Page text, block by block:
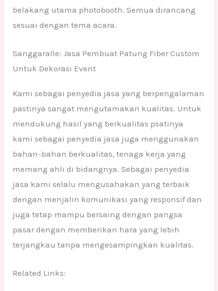
belakang utama photobooth. Semua dirancang
sesuai dengan tema acara.
Sanggaralle: Jasa Pembuat Patung Fiber Custom
Untuk Dekorasi Event
Kami sebagai penyedia jasa yang berpengalaman
pastinya sangat mengutamakan kualitas. Untuk
mendukung hasil yang berkualitas psatinya
kami sebagai penyedia jasa juga menggunakan
bahan-bahan berkualitas, tenaga kerja yang
memang ahli di bidangnya. Sebagai penyedia
jasa kami selalu mengusahakan yang terbaik
dengan menjalin komunikasi yang responsif dan
juga tetap mampu bersaing dengan pangsa
pasar dengan memberikan hara yang lebih
terjangkau tanpa mengesampingkan kualitas.
Related Links: